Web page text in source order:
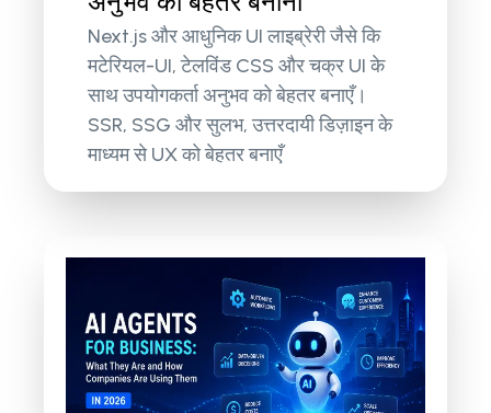
Next.js और आधुनिक UI लाइब्रेरी जैसे कि
मटेरियल-UI, टेलविंड CSS और चक्र UI के
साथ उपयोगकर्ता अनुभव को बेहतर बनाएँ।
SSR, SSG और सुलभ, उत्तरदायी डिज़ाइन के
माध्यम से UX को बेहतर बनाएँ